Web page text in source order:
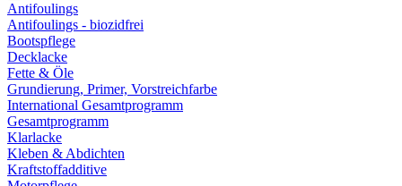
Antifoulings
Antifoulings - biozidfrei
Bootspflege
Decklacke
Fette & Öle
Grundierung, Primer, Vorstreichfarbe
International Gesamtprogramm
Gesamtprogramm
Klarlacke
Kleben & Abdichten
Kraftstoffadditive